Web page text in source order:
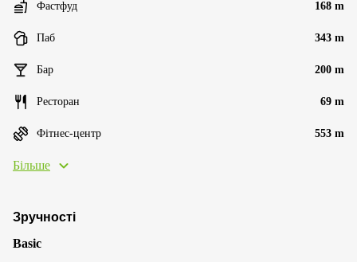
Фастфуд 168 m
Паб 343 m
Бар 200 m
Ресторан 69 m
Фітнес-центр 553 m
Більше
Зручності
Basic